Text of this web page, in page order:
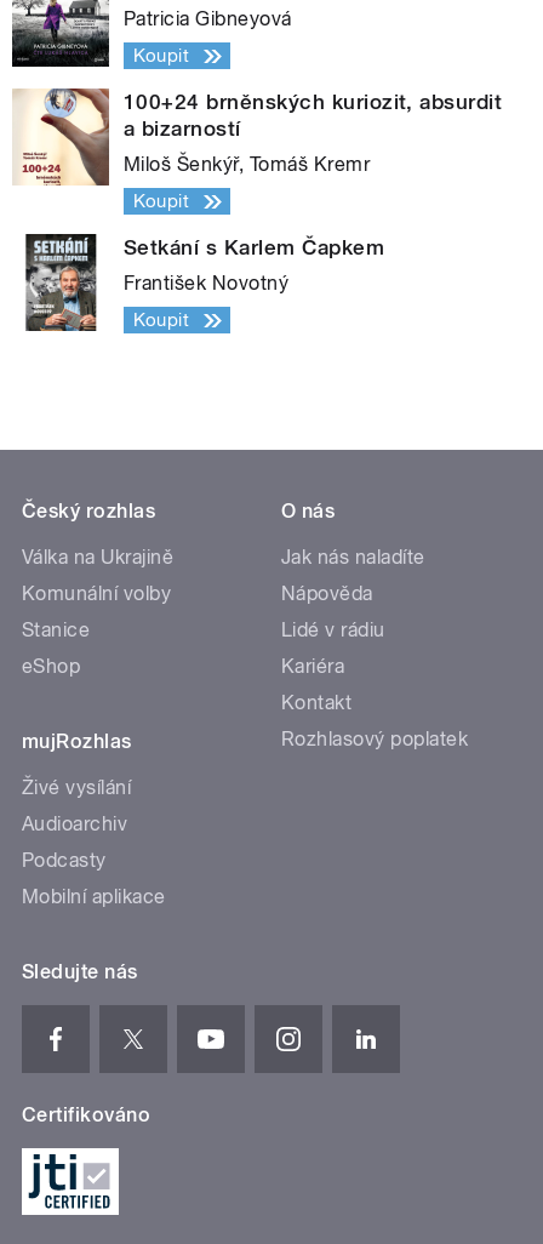
Patricia Gibneyová
Koupit
100+24 brněnských kuriozit, absurdit
a bizarností
Miloš Šenkýř, Tomáš Kremr
Koupit
Setkání s Karlem Čapkem
František Novotný
Koupit
Český rozhlas
Válka na Ukrajině
Komunální volby
Stanice
eShop
mujRozhlas
Živé vysílání
Audioarchiv
Podcasty
Mobilní aplikace
O nás
Jak nás naladíte
Nápověda
Lidé v rádiu
Kariéra
Kontakt
Rozhlasový poplatek
Sledujte nás
Certifikováno